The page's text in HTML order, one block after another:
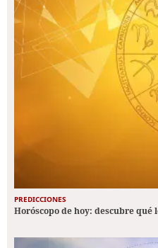
PREDICCIONES
Horóscopo de hoy: descubre qué